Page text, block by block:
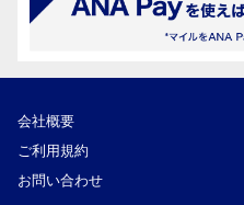
会社概要
ご利用規約
お問い合わせ